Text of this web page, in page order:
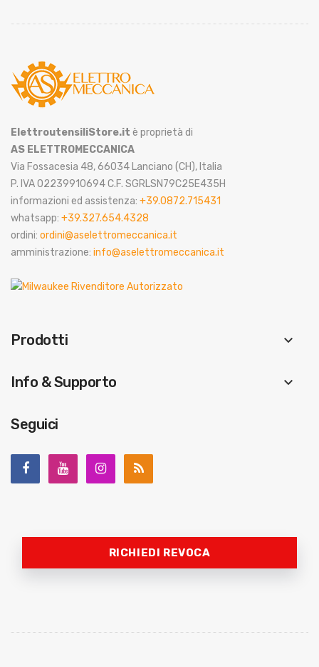
ElettroutensiliStore.it è proprietà di
AS ELETTROMECCANICA
Via Fossacesia 48, 66034 Lanciano (CH), Italia
P. IVA 02239910694 C.F. SGRLSN79C25E435H
informazioni ed assistenza: +39.0872.715431
whatsapp: +39.327.654.4328
ordini: ordini@aselettromeccanica.it
amministrazione: info@aselettromeccanica.it
Prodotti keyboard_arrow_down
Info & Supporto keyboard_arrow_down
Seguici
RICHIEDI REVOCA